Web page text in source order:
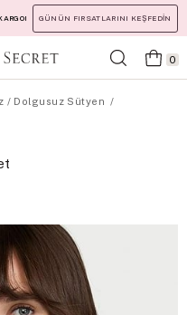
GÜNÜN FIRSATLARINI KEŞFEDİN
0
/ Dolgusuz Sütyen